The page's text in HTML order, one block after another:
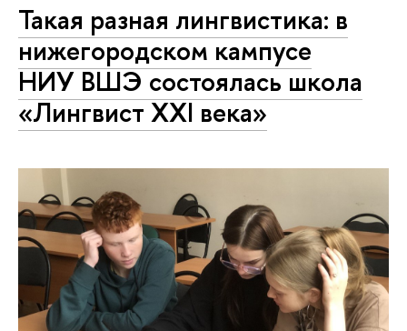
Такая разная лингвистика: в
нижегородском кампусе
НИУ ВШЭ состоялась школа
«Лингвист ХХI века»